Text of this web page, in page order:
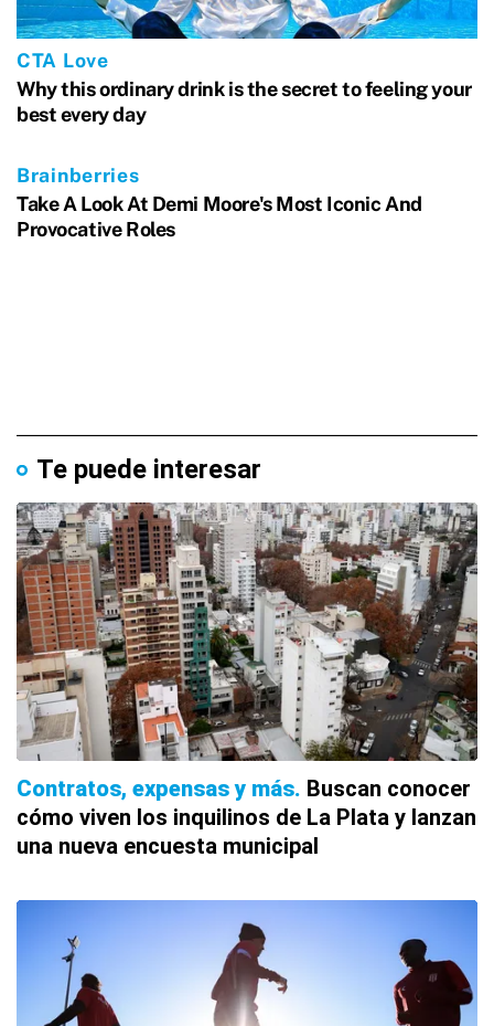
Te puede interesar
Contratos, expensas y más Buscan conocer
cómo viven los inquilinos de La Plata y lanzan
una nueva encuesta municipal